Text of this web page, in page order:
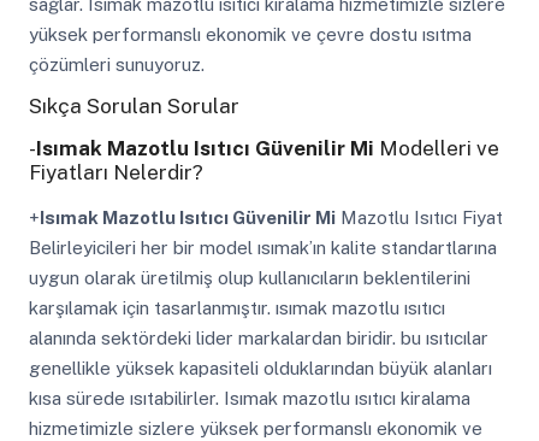
yüksek performanslı ekonomik ve çevre dostu ısıtma
çözümleri sunuyoruz.
Sıkça Sorulan Sorular
-Isımak Mazotlu Isıtıcı Güvenilir Mi Modelleri ve
Fiyatları Nelerdir?
+Isımak Mazotlu Isıtıcı Güvenilir MiMazotlu Isıtıcı Fiyat
Belirleyicileri her bir model ısımak’ın kalite standartlarına
uygun olarak üretilmiş olup kullanıcıların beklentilerini
karşılamak için tasarlanmıştır. ısımak mazotlu ısıtıcı
alanında sektördeki lider markalardan biridir. bu ısıtıcılar
genellikle yüksek kapasiteli olduklarından büyük alanları
kısa sürede ısıtabilirler. Isımak mazotlu ısıtıcı kiralama
hizmetimizle sizlere yüksek performanslı ekonomik ve